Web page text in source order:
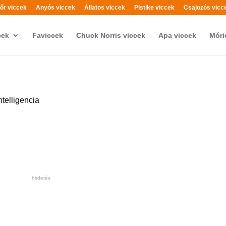
viccek Anyós viccek Állatos viccek Pistike viccek Csajozós
Faviccek Chuck Norris viccek Apa viccek
hirdetés